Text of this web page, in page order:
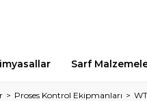
Sarf
Proses Kontrol Ekipmanları